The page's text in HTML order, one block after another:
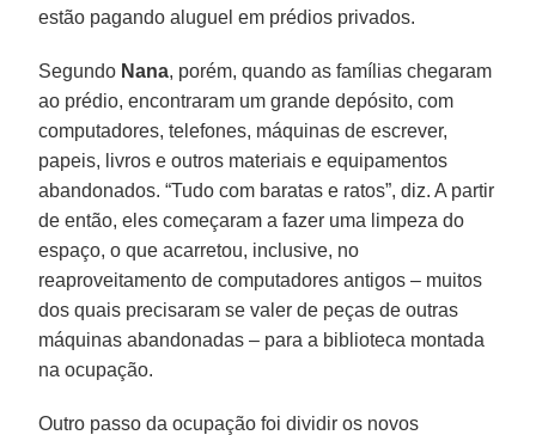
estão pagando aluguel em prédios privados.
Segundo Nana, porém, quando as famílias chegaram
ao prédio, encontraram um grande depósito, com
computadores, telefones, máquinas de escrever,
papeis, livros e outros materiais e equipamentos
abandonados. “Tudo com baratas e ratos”, diz. A partir
de então, eles começaram a fazer uma limpeza do
espaço, o que acarretou, inclusive, no
reaproveitamento de computadores antigos – muitos
dos quais precisaram se valer de peças de outras
máquinas abandonadas – para a biblioteca montada
na ocupação.
Outro passo da ocupação foi dividir os novos